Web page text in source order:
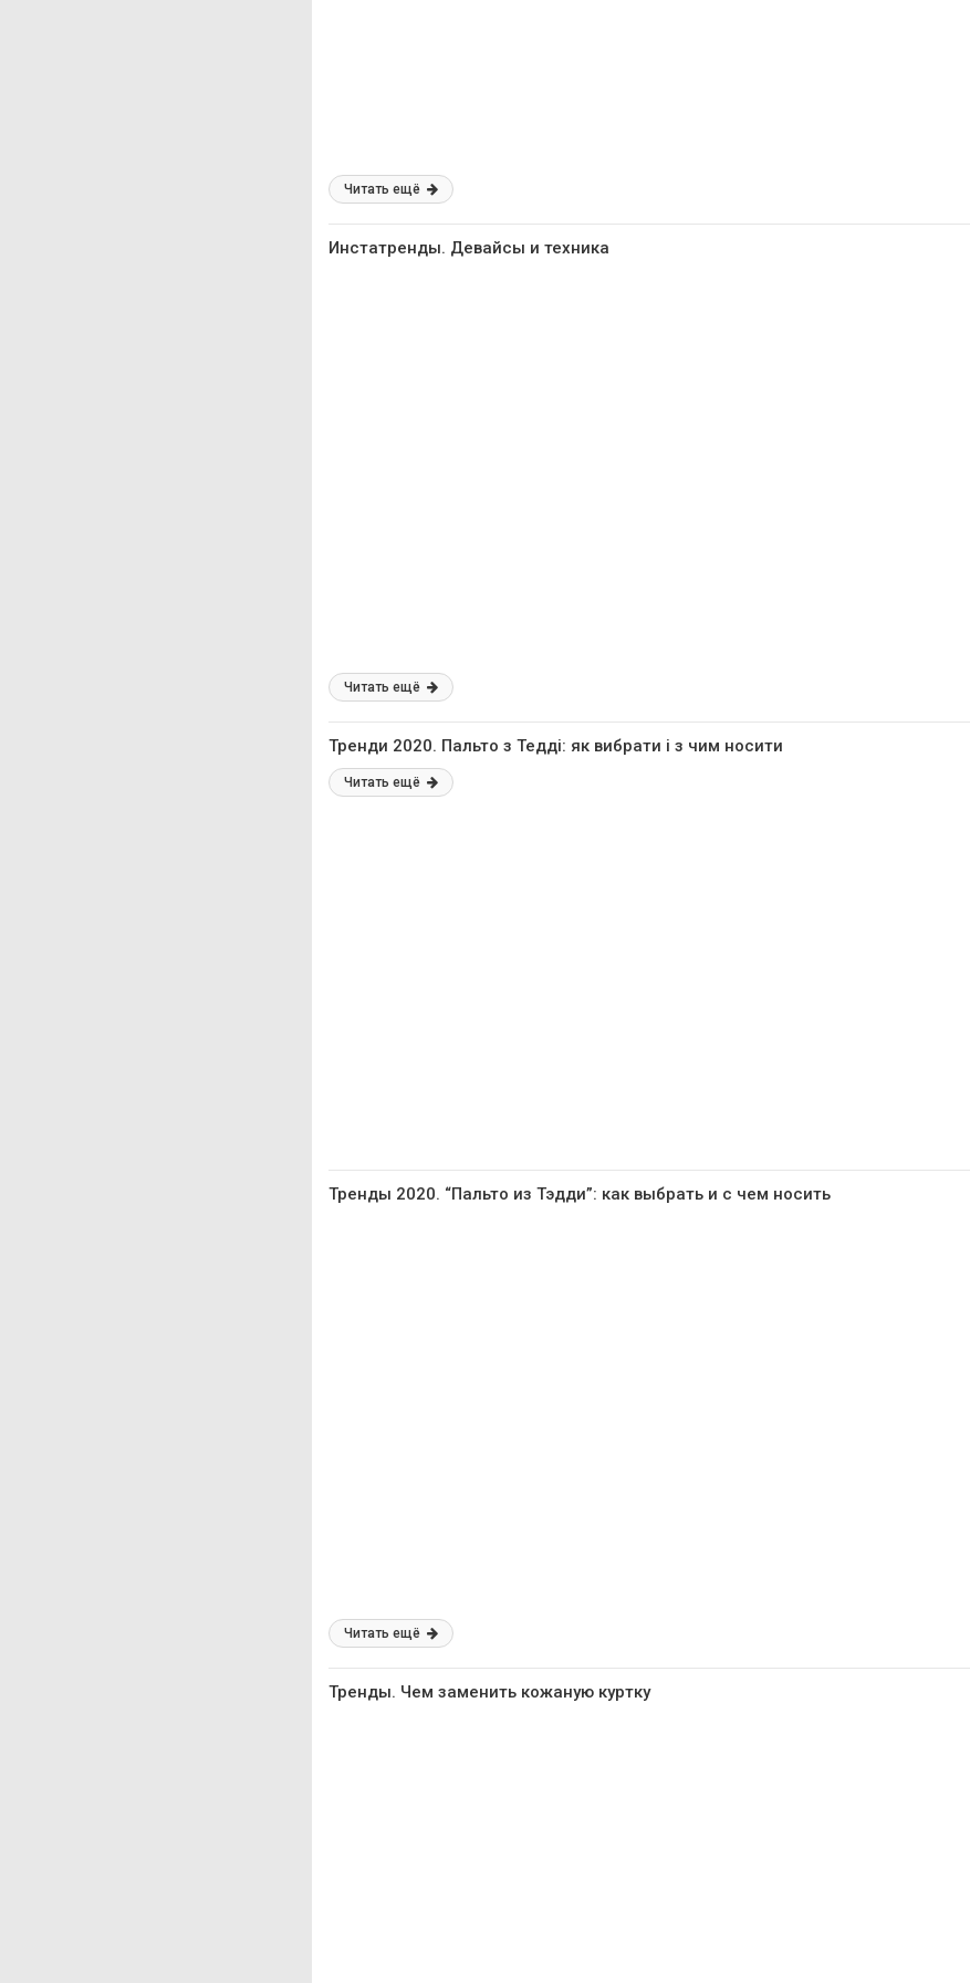
Читать ещё
Инстатренды. Девайсы и техника
Читать ещё
Тренди 2020. Пальто з Тедді: як вибрати і з чим носити
Читать ещё
Тренды 2020. “Пальто из Тэдди”: как выбрать и с чем носить
Читать ещё
Тренды. Чем заменить кожаную куртку